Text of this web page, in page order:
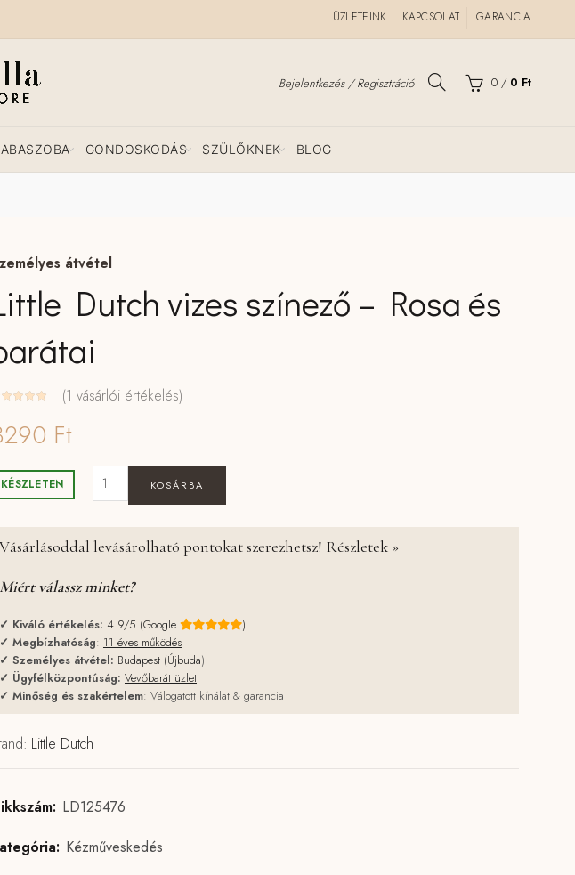
ÜZLETEINK KAPCSOLAT GARANCIA
Bejelentkezés / Regisztráció 0 / 0 Ft
GONDOSKODÁS SZÜLŐKNEK BLOG
átvétel
Bestseller
Dutch vizes színező – Rosa és
(1 vásárlói értékelés)
Ft
KÉSZLETEN KOSÁRBA
Vásárlásoddal levásárolható pontokat szerezhetsz! Részletek »
Miért válassz minket?
✓ Kiváló értékelés: 4.9/5 (Google
)
✓ Megbízhatóság: 11 éves működés
✓ Személyes átvétel: Budapest (Újbuda)
✓ Ügyfélközpontúság: Vevőbarát üzlet
✓ Minőség és szakértelem: Válogatott kínálat & garancia
Little Dutch
LD125476
Kézműveskedés